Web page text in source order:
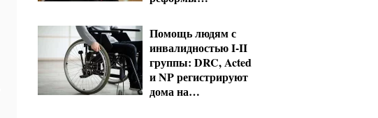
Помощь людям с
инвалидностью I-II
группы: DRC, Acted
и NP регистрируют
дома на